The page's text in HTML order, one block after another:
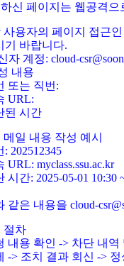
신 페이지는 웹공격
사용자의 페이지 접근
기 바랍니다.
자 계정: cloud-
내용
또는 직번:
URL:
된 시간
메일 내용 작성 예시
: 202512345
URL: myclass.ssu.ac.kr
시간: 2025-05-01 10:30
같은 내용을 cloud-
절차
내용 확인 -> 차단 내
-> 조치 결과 회신 ->